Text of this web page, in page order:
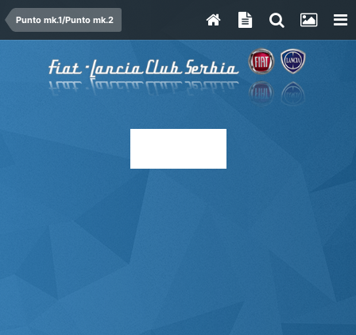
Punto mk.1/Punto mk.2